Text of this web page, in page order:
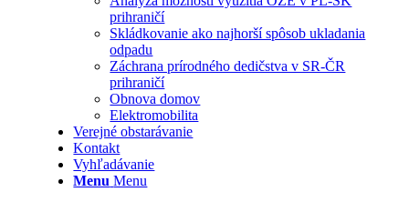
prihraničí
Skládkovanie ako najhorší spôsob ukladania
odpadu
Záchrana prírodného dedičstva v SR-ČR
prihraničí
Obnova domov
Elektromobilita
Verejné obstarávanie
Kontakt
Vyhľadávanie
Menu Menu